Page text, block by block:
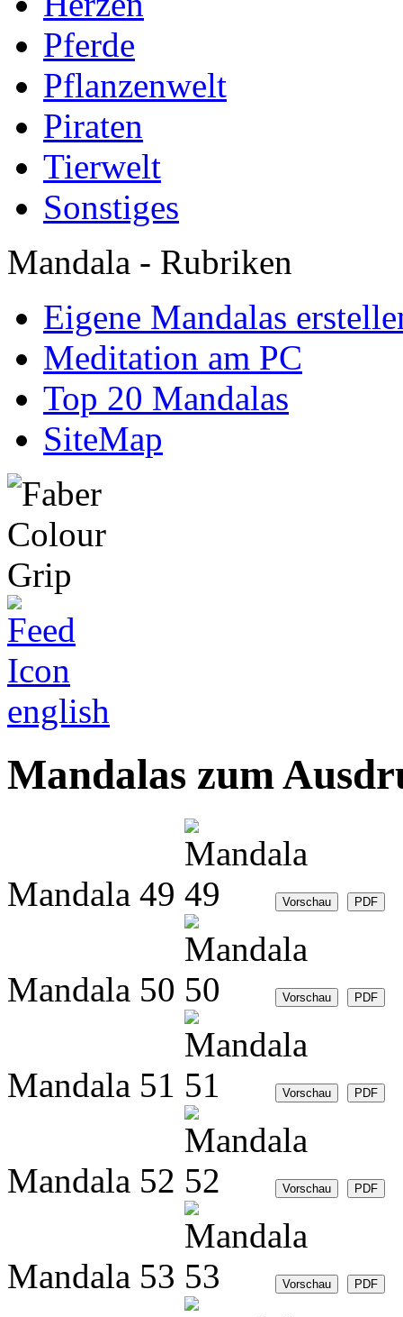
Pferde
Pflanzenwelt
Piraten
Tierwelt
Sonstiges
Mandala - Rubriken
Eigene Mandalas
Meditation am PC
Top 20 Mandalas
SiteMap
english
Mandalas zum
Mandala 49
Mandala 50
Mandala 51
Mandala 52
Mandala 53